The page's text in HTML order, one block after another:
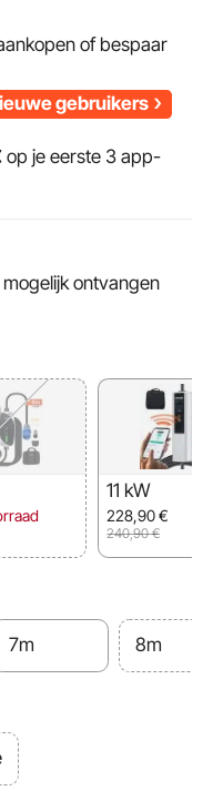
of bespaar
gebruikers
op je eerste 3 app-
mogelijk ontvangen
11 kW
228,90€
240,90 €
7m 8m